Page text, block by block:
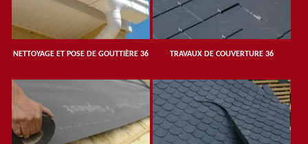
NETTOYAGE ET POSE DE GOUTTIÈRE 36 TRAVAUX DE COUVERTURE 36